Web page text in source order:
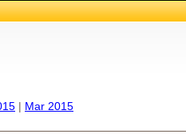
Mar 2015